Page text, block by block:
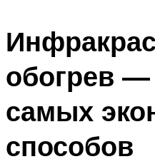
обогрев
самых
способов